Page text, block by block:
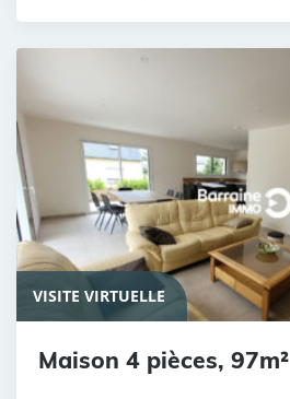
VISITE VIRTUELLE
Maison 4 pièces, 97m²